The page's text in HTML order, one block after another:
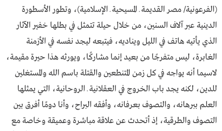
(الفرعونية/ مصر القديمة ـ المسيحية ـ الإسلامية)، وتطور الأسطورة
الدينية عبر آلاف السنين، من خلال حيلة تتمثل في بطلها خفير الآثار
الذي يأتيه هاتف في الليل ويناديه، فيتبعه ليجد نفسه في الأزمنة
الغابرة، ليس متفرجًا من بعيد إنما مشاركًا، ويورثه هذا حيرة مقيمة،
لاسيما أنه يواجه في كل زمن المتنطعين والقتلة باسم الله والمستغلين
للدين، لكنه يجد باب الخروج في العقلانية ـ الروحانية، التي يمثلها
العلم ببرهانه، والتصوف بعرفانه، وأفقه البراح، وأنا دومًا أفرق بين
التصوف والطرقية، إذ أتحدث عن علاقة مباشرة وعميقة وخاصة مع